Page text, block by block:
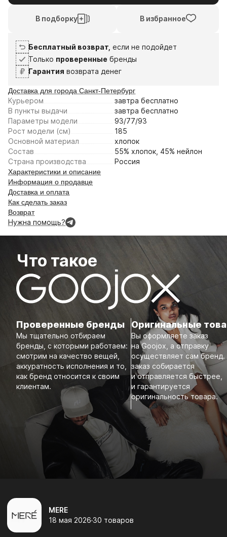
В подборку В избранное
Бесплатный возврат, если не подойдет
Только проверенные бренды
Гарантия возврата денег
Доставка для города Санкт-Петербург
Курьером завтра бесплатно
В пункты выдачи
завтра бесплатно
Параметры модели
93/77/93
Рост модели (см)
185
Основной материал
хлопок
Состав
55% хлопок, 45% нейлон
Страна производства
Россия
Характеристики и описание
Информация о продавце
Доставка и оплата
Как сделать заказ
Возврат
Нужна помощь?
Что такое
Проверенные бренды
Мы тщательно отбираем
бренды, с которыми работаем:
смотрим на качество вещей,
аккуратность исполнения и то,
как бренд относится к своим
клиентам.
Оригинальные
Вы оформляете заказ
на Goojox, а отправку
осуществляет сам бренд.
заказ собирается
и отправляется быстрее,
и гарантируется
оригинальность товара.
MERE
18 мая 2026 30 товаров